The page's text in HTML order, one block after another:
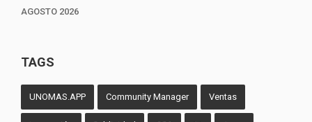
AGOSTO 2026
TAGS
UNOMAS.APP Community Manager Ventas